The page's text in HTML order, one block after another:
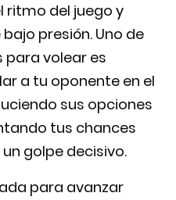
ritmo del juego y
presión. Uno de
volear es
a tu oponente en el
sus opciones
tus chances
golpe decisivo.
para avanzar